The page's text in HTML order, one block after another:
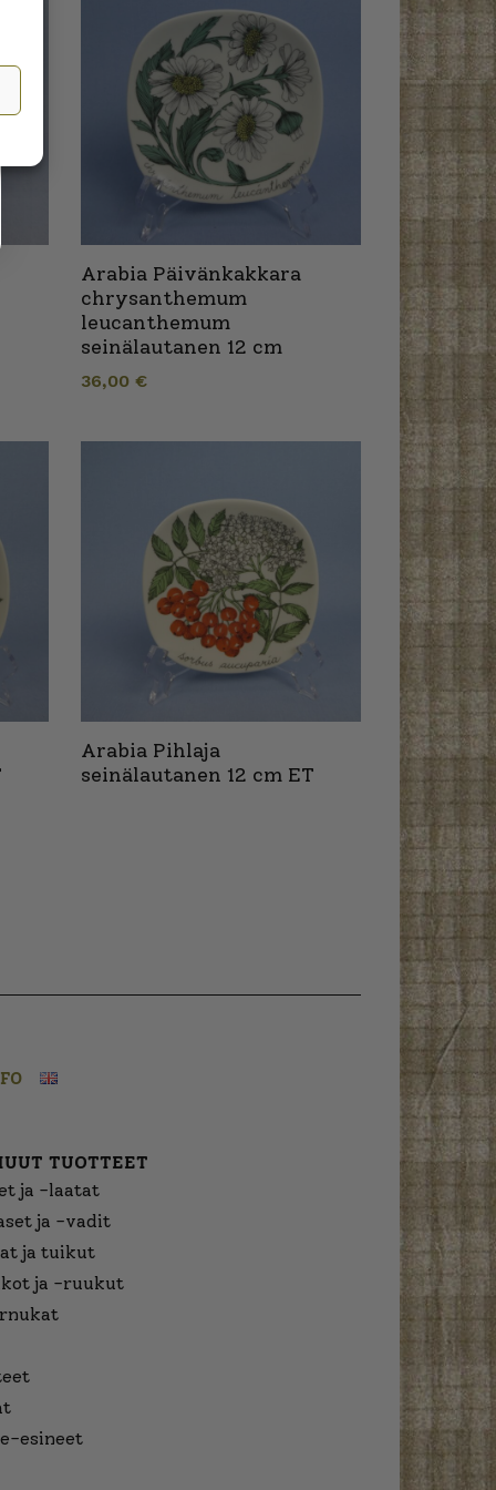
Arabia Päivänkakkara
chrysanthemum
leucanthemum
seinälautanen 12 cm
36,00 €
Arabia Pihlaja
seinälautanen 12 cm ET
TUOTTEET
ja -laatat
ja -vadit
ja tuikut
ja -ruukut
esineet